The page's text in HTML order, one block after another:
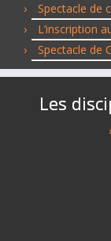
Spectacle de
L’inscription
Spectacle de
Les